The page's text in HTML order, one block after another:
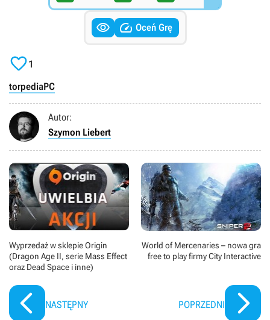
  Oceń Grę
1
torpediaPC
Autor:
Szymon Liebert
Wyprzedaż w sklepie Origin
(Dragon Age II, serie Mass Effect
oraz Dead Space i inne)
NASTĘPNY
World of Mercenaries – nowa gra
free to play firmy City Interactive
POPRZEDNI